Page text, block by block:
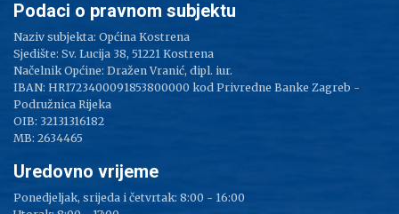
Podaci o pravnom subjektu
Naziv subjekta: Općina Kostrena
Sjedište: Sv. Lucija 38, 51221 Kostrena
Načelnik Općine: Dražen Vranić, dipl. iur.
IBAN: HR1723400091853800000 kod Privredne Banke Zagreb -
Podružnica Rijeka
OIB: 32131316182
MB: 2634465
Uredovno vrijeme
Ponedjeljak, srijeda i četvrtak: 8:00 - 16:00